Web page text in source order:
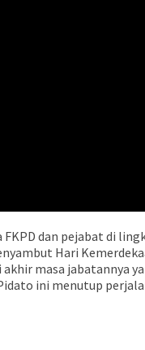
FKPD dan pejabat di
Hari
masa jabatannya
ini menutup